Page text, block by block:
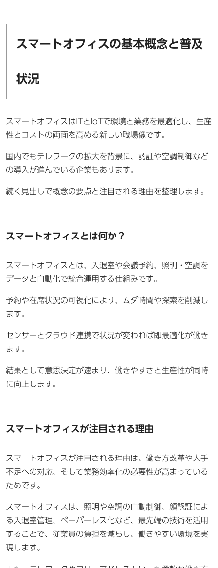
スマートオフィスの基本概念と普及
状況
スマートオフィスはITとIoTで環境と業務を最適化し、生産
性とコストの両面を高める新しい職場像です。
国内でもテレワークの拡大を背景に、認証や空調制御など
の導入が進んでいる企業もあります。
続く見出しで概念の要点と注目される理由を整理します。
スマートオフィスとは何か？
スマートオフィスとは、入退室や会議予約、照明・空調を
データと自動化で統合運用する仕組みです。
予約や在席状況の可視化により、ムダ時間や探索を削減し
ます。
センサーとクラウド連携で状況が変われば即最適化が働き
ます。
結果として意思決定が速まり、働きやすさと生産性が同時
に向上します。
スマートオフィスが注目される理由
スマートオフィスが注目される理由は、働き方改革や人手
不足への対応、そして業務効率化の必要性が高まっている
ためです。
スマートオフィスは、照明や空調の自動制御、顔認証によ
る入退室管理、ペーパーレス化など、最先端の技術を活用
することで、従業員の負担を減らし、働きやすい環境を実
現します。